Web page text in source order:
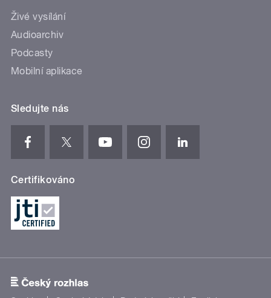
Živé vysílání
Audioarchiv
Podcasty
Mobilní aplikace
Sledujte nás
Certifikováno